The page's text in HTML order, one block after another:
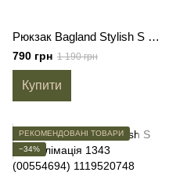
Рюкзак Bagland Stylish S 8л сублімація 1339 (00554694)
790 грн 1 190 грн
Купити
РЕКОМЕНДОВАНІ ТОВАРИ
−34%